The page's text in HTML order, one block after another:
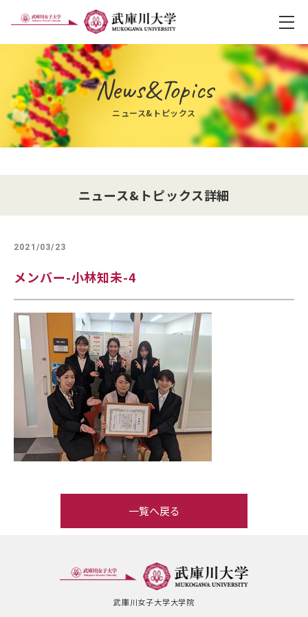
News&Topics
ニュース&トピックス
ニュース&トピックス詳細
2021/03/23
メンバー-小林知未-4
一覧へ戻る
武庫川女子大学大学院